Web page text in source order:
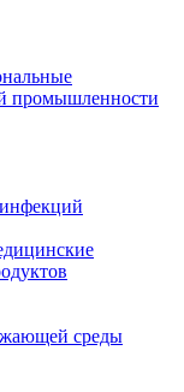
промышленности
среды